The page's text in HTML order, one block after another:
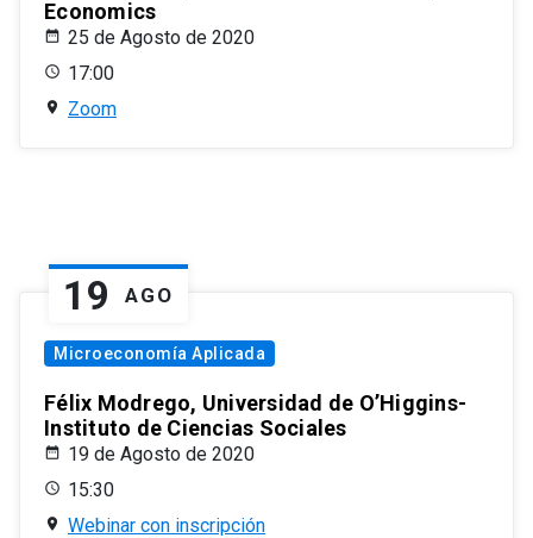
Economics
25 de Agosto de 2020
17:00
Zoom
19 AGO
Microeconomía Aplicada
Félix Modrego, Universidad de O’Higgins-
Instituto de Ciencias Sociales
19 de Agosto de 2020
15:30
Webinar con inscripción